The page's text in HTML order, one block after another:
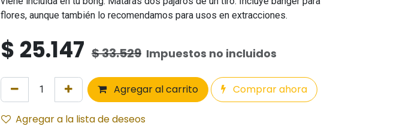
flores, aunque también lo recomendamos para usos en extracciones.
$ 25.147 $33.529 Impuestos no incluidos
Agregar al carrito Comprar ahora
Agregar a la lista de deseos